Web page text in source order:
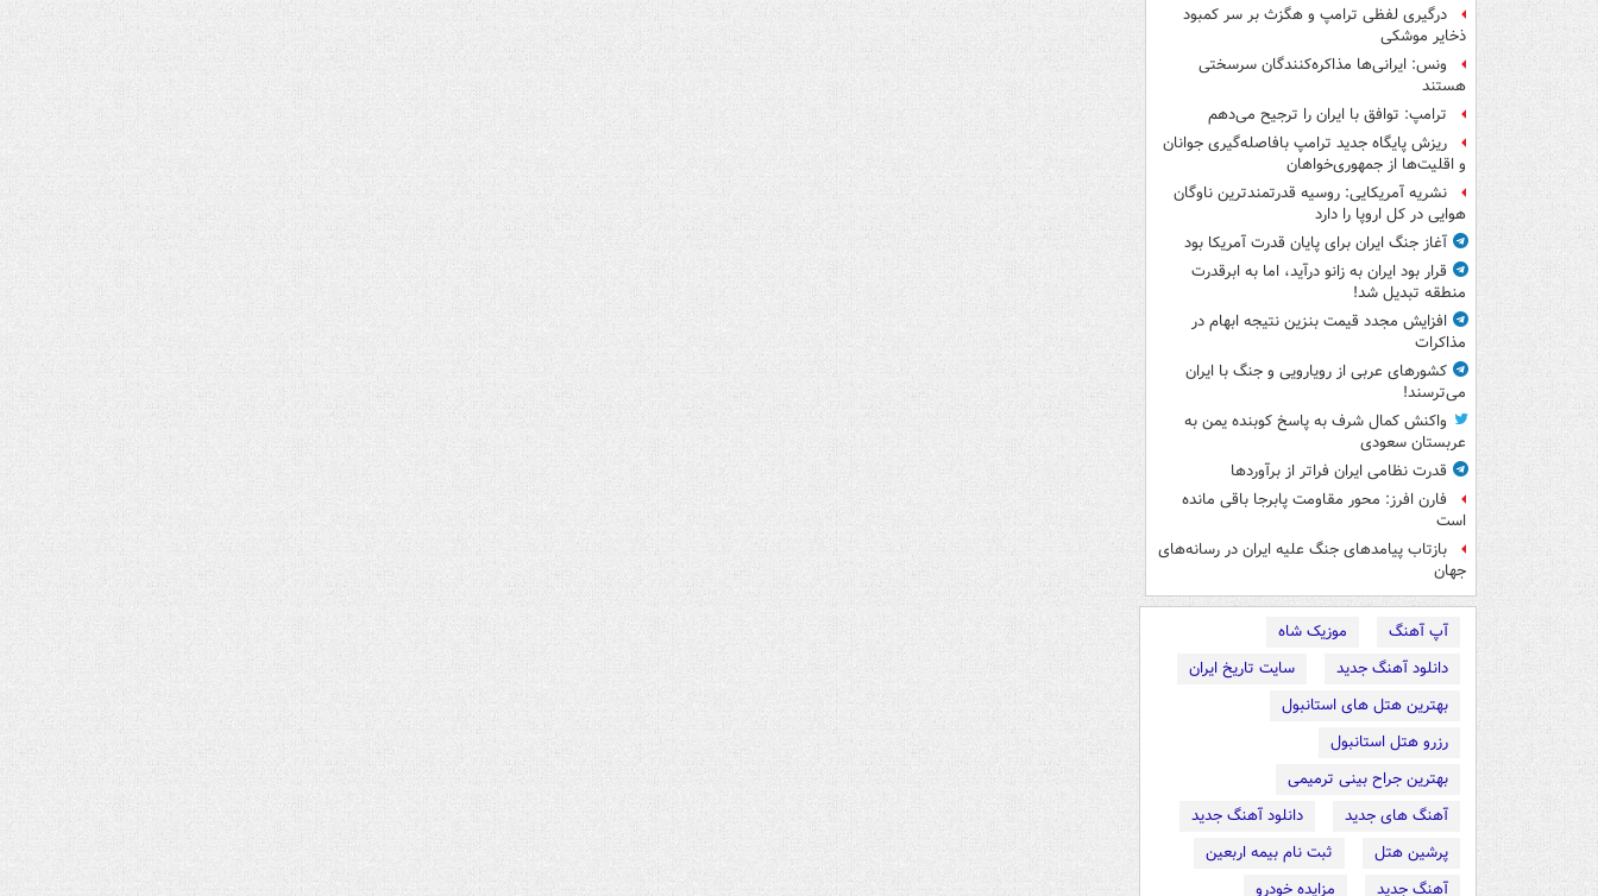
درگیری لفظی ترامپ و هگزث بر سر کمبود
ذخایر موشکی
ونس: ایرانی‌ها مذاکره‌کنندگان سرسختی
هستند
ترامپ: توافق با ایران را ترجیح می‌دهم
ریزش پایگاه جدید ترامپ بافاصله‌گیری جوانان
و اقلیت‌ها از جمهوری‌خواهان
نشریه آمریکایی: روسیه قدرتمندترین ناوگان
هوایی در کل اروپا را دارد
آغاز جنگ ایران برای پایان قدرت آمریکا بود
قرار بود ایران به زانو درآید، اما به ابرقدرت
منطقه تبدیل شد!
افزایش مجدد قیمت بنزین نتیجه ابهام در
مذاکرات
کشورهای عربی از رویارویی و جنگ با ایران
می‌ترسند!
واکنش کمال شرف به پاسخ کوبنده یمن به
عربستان سعودی
قدرت نظامی ایران فراتر از برآوردها
فارن افرز: محور مقاومت پابرجا باقی مانده
است
بازتاب پیامدهای جنگ علیه ایران در رسانه‌های
جهان
آپ آهنگ
موزیک شاه
دانلود آهنگ جدید
سایت تاریخ ایران
بهترین هتل های استانبول
رزرو هتل استانبول
بهترین جراح بینی ترمیمی
آهنگ های جدید
دانلود آهنگ جدید
پرشین هتل
ثبت نام بیمه اربعین
آهنگ جدید
مزایده خودرو